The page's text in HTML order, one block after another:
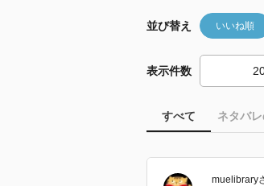
並び替え いいね順
表示件数
すべて ネタバ
muelibrary